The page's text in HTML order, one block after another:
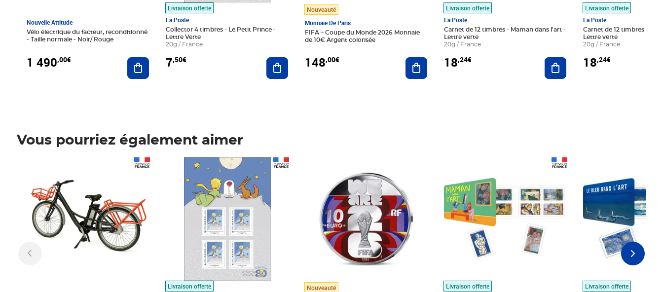
Nouvelle Attitude
Vélo électrique du facteur, reconditionné
- Taille normale - Noir/ Rouge
1 490,00€ Ajouter au panier
Livraison offerte
La Poste
Collector 4 timbres - Le Petit Prince -
Lettre Verte
20g / France
7,50€ Ajouter au panier
Nouveauté
Monnaie De Paris
FIFA – Coupe du Monde 2026 Monnaie
de 10€ Argent colorisée
148,00€ Ajouter au panier
Livraison offerte
La Poste
Carnet de 12 timbres - Maman dans l'art -
Lettre verte
20g / France
18,24€ Ajouter au panier
Livraison offerte
La Poste
Carnet de 12 timbres - Le
Lettre verte
20g / France
18,24€
Vous pourriez également aimer
Livraison offerte
Prix 7,50€
Nouveauté
Livraison offerte
Livraison offerte